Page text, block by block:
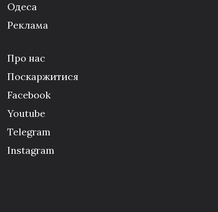
Одеса
Реклама
Про нас
Поскаржитися
Facebook
Youtube
Telegram
Instagram